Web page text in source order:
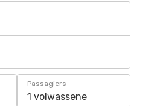
Passagiers
1 volwassene